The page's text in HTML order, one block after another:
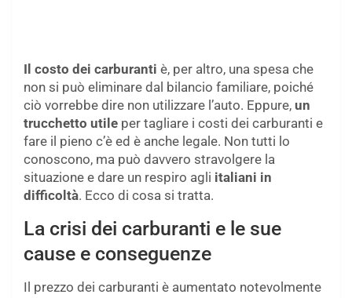
Il costo dei carburanti è, per altro, una spesa che
non si può eliminare dal bilancio familiare, poiché
ciò vorrebbe dire non utilizzare l’auto. Eppure, un
trucchetto utile per tagliare i costi dei carburanti e
fare il pieno c’è ed è anche legale. Non tutti lo
conoscono, ma può davvero stravolgere la
situazione e dare un respiro agli italiani in
difficoltà. Ecco di cosa si tratta.
La crisi dei carburanti e le sue
cause e conseguenze
Il prezzo dei carburanti è aumentato notevolmente